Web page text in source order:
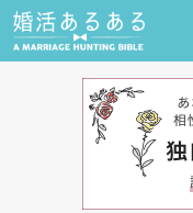
婚活と結婚